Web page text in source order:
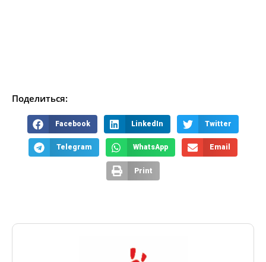
Поделиться:
Facebook LinkedIn Twitter
Telegram WhatsApp Email
Print